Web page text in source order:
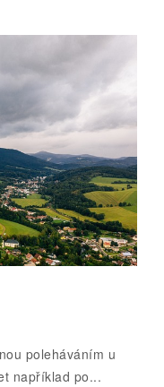
poleháváním u
například po...